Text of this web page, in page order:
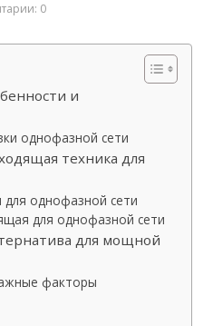
0
и
однофазной сети
техника для
для однофазной сети
для однофазной сети
для мощной
факторы